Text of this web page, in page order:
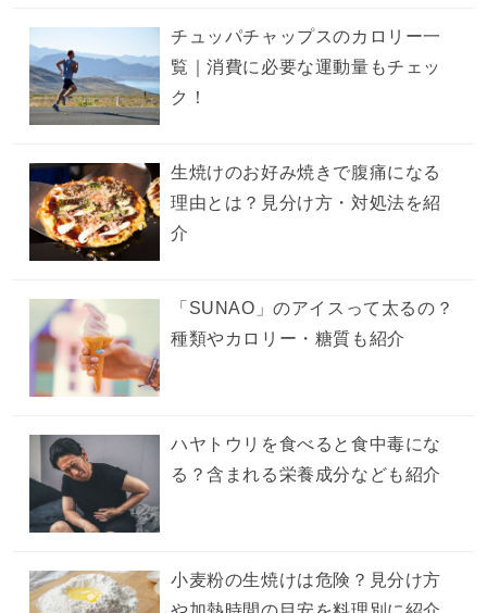
チュッパチャップスのカロリー一
覧｜消費に必要な運動量もチェッ
ク！
生焼けのお好み焼きで腹痛になる
理由とは？見分け方・対処法を紹
介
「SUNAO」のアイスって太るの？
種類やカロリー・糖質も紹介
ハヤトウリを食べると食中毒にな
る？含まれる栄養成分なども紹介
小麦粉の生焼けは危険？見分け方